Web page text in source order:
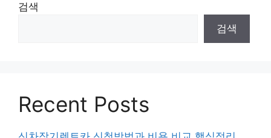
검색
검색
Recent Posts